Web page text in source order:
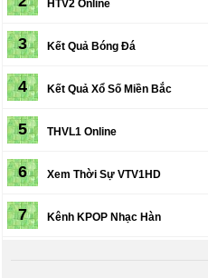
HTV2 Online
3 Kết Quả Bóng Đá
4 Kết Quả Xổ Số Miền Bắc
5 THVL1 Online
6 Xem Thời Sự VTV1HD
7 Kênh KPOP Nhạc Hàn